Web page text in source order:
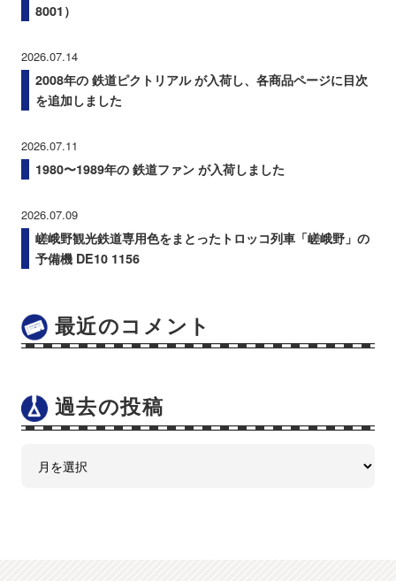
8001）
2026.07.14
2008年の 鉄道ピクトリアル が入荷し、各商品ページに目次
を追加しました
2026.07.11
1980〜1989年の 鉄道ファン が入荷しました
2026.07.09
嵯峨野観光鉄道専用色をまとったトロッコ列車「嵯峨野」の
予備機 DE10 1156
最近のコメント
過去の投稿